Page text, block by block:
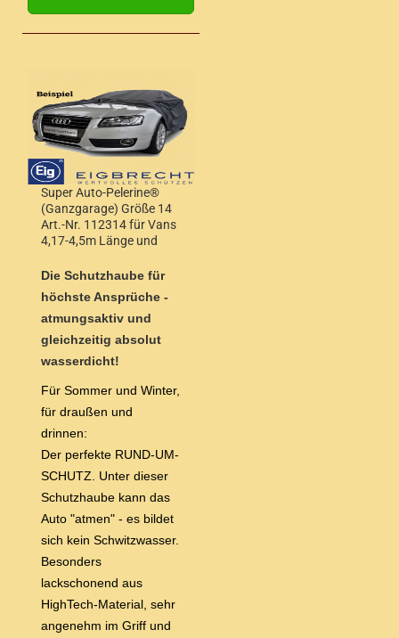
Super Auto-Pelerine®
(Ganzgarage) Größe 14
Art.-Nr. 112314 für Vans
4,17-4,5m Länge und
Die Schutzhaube für
höchste Ansprüche -
atmungsaktiv und
gleichzeitig absolut
wasserdicht!
Für Sommer und Winter,
für draußen und
drinnen:
Der perfekte RUND-UM-
SCHUTZ. Unter dieser
Schutzhaube kann das
Auto "atmen" - es bildet
sich kein Schwitzwasser.
Besonders
lackschonend aus
HighTech-Material, sehr
angenehm im Griff und